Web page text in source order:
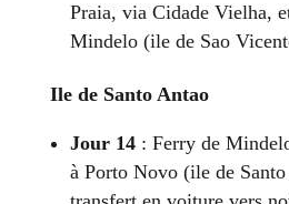
Praia, via Cidade Vielha,
Mindelo (ile de Sao
Ile de Santo Antao
Jour 14: Ferry de
à Porto Novo (ile de